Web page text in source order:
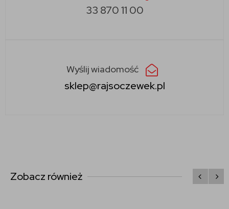
33 870 11 00
Wyślij wiadomość
sklep@rajsoczewek.pl
Zobacz również